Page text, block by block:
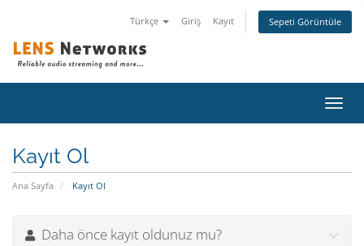
Türkçe Giriş Kayıt Sepeti Görüntüle
Kayıt Ol
Ana Sayfa Kayıt Ol
Daha önce kayıt oldunuz mu?